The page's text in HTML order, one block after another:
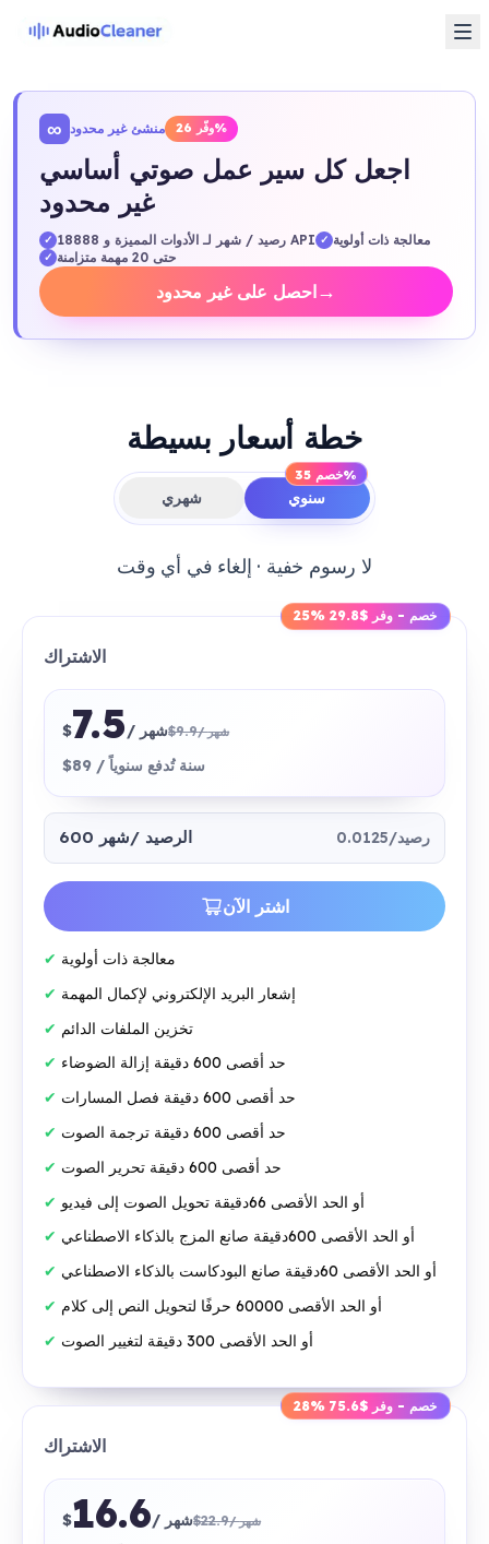
∞ منشئ غير محدود وفّر 26%
اجعل كل سير عمل صوتي أساسي
غير محدود
✓ 18888 رصيد / شهر لـ الأدوات المميزة و API ✓ معالجة ذات أولوية
✓ حتى 20 مهمة متزامنة
احصل على غير محدود →
خطة أسعار بسيطة
شهري سنوي
خصم 35%
لا رسوم خفية · إلغاء في أي وقت
25% خصم - وفر $29.8
الاشتراك
$7.5 / شهر$9.9 / شهر
$89 / سنة تُدفع سنوياً
600 الرصيد/شهر 0.0125/رصيد
اشتر الآن
معالجة ذات أولوية
إشعار البريد الإلكتروني لإكمال المهمة
تخزين الملفات الدائم
حد أقصى 600 دقيقة إزالة الضوضاء
حد أقصى 600 دقيقة فصل المسارات
حد أقصى 600 دقيقة ترجمة الصوت
حد أقصى 600 دقيقة تحرير الصوت
أو الحد الأقصى 66دقيقة تحويل الصوت إلى فيديو
أو الحد الأقصى 600دقيقة صانع المزج بالذكاء الاصطناعي
أو الحد الأقصى 60دقيقة صانع البودكاست بالذكاء الاصطناعي
أو الحد الأقصى 60000 حرفًا لتحويل النص إلى كلام
أو الحد الأقصى 300 دقيقة لتغيير الصوت
28% خصم - وفر $75.6
الاشتراك
$16.6 / شهر$22.9 / شهر